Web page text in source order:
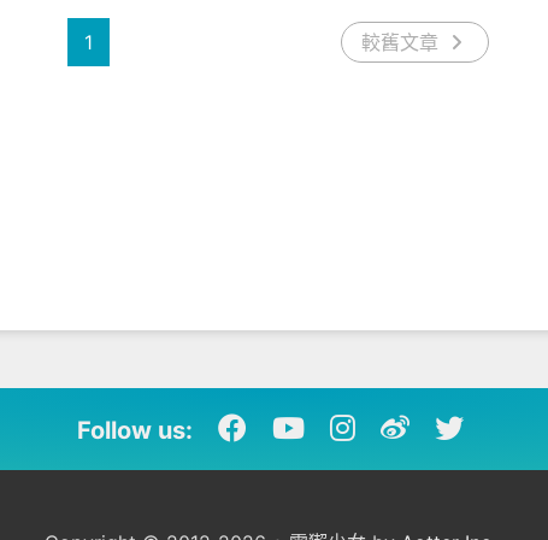
1 較舊文章
Follow us: